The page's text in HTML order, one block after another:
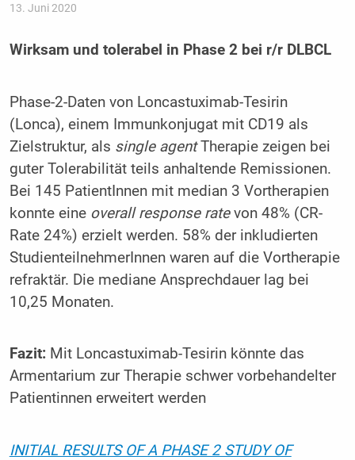
13. Juni 2020
Wirksam und tolerabel in Phase 2 bei r/r DLBCL
Phase-2-Daten von Loncastuximab-Tesirin
(Lonca), einem Immunkonjugat mit CD19 als
Zielstruktur, als single agentTherapie zeigen bei
guter Tolerabilität teils anhaltende Remissionen.
Bei 145 PatientInnen mit median 3 Vortherapien
konnte eine overall response ratevon 48% (CR-
Rate 24%) erzielt werden. 58% der inkludierten
StudienteilnehmerInnen waren auf die Vortherapie
refraktär. Die mediane Ansprechdauer lag bei
10,25 Monaten.
Fazit:Mit Loncastuximab-Tesirin könnte das
Armentarium zur Therapie schwer vorbehandelter
Patientinnen erweitert werden
INITIAL RESULTS OF A PHASE 2 STUDY OF